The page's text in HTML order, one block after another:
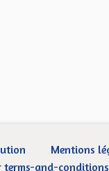
Mentions
terms-and-conditions